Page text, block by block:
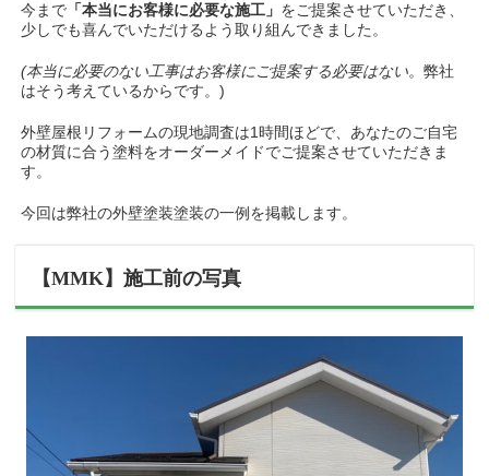
今まで 「本当にお客様に必要な施工」 をご提案させていただき、
少しでも喜んでいただけるよう取り組んできました。
(本当に必要のない工事はお客様にご提案する必要はない。弊社
はそう考えているからです。)
外壁屋根リフォームの現地調査は1時間ほどで、あなたのご自宅
の材質に合う塗料をオーダーメイドでご提案させていただきま
す。
今回は弊社の外壁塗装塗装の一例を掲載します。
【MMK】施工前の写真